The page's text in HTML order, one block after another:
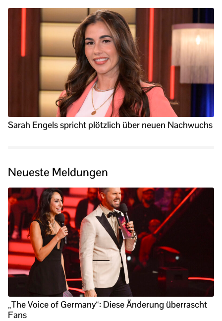
Sarah Engels spricht plötzlich über neuen Nachwuchs
Neueste Meldungen
„The Voice of Germany“: Diese Änderung überrascht
Fans